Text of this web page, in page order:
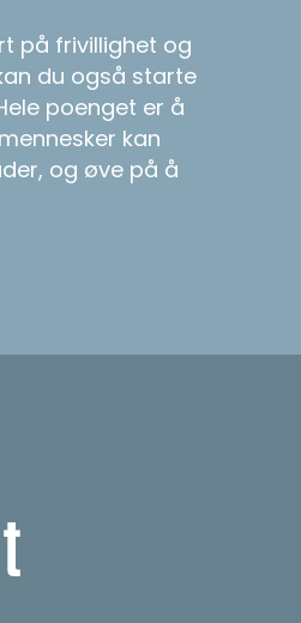
på frivillighet og
du også starte
poenget er å
kan
og øve på å